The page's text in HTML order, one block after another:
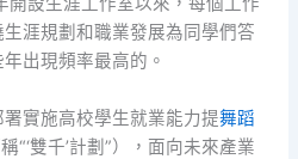
涯規劃和職業發展為同學們答
出現頻率最高的。
實施高校學生就業能力提舞蹈
“‘雙千’計劃”），面向未來產業